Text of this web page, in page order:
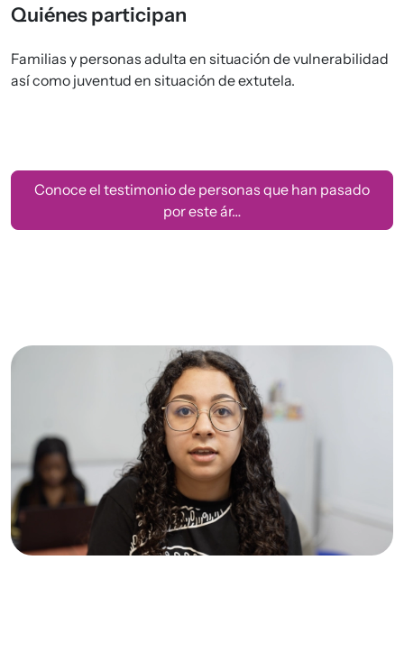
Quiénes participan
Familias y personas adulta en situación de vulnerabilidad
así como juventud en situación de extutela.
Conoce el testimonio de personas que han pasado
por este ár…